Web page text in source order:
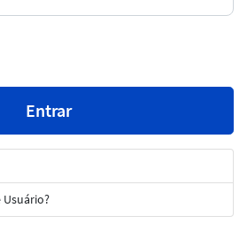
Entrar
Usuário?